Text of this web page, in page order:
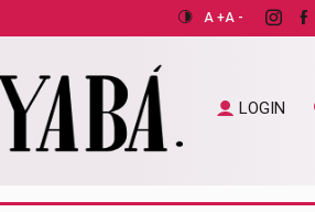
A +A -
LOGIN